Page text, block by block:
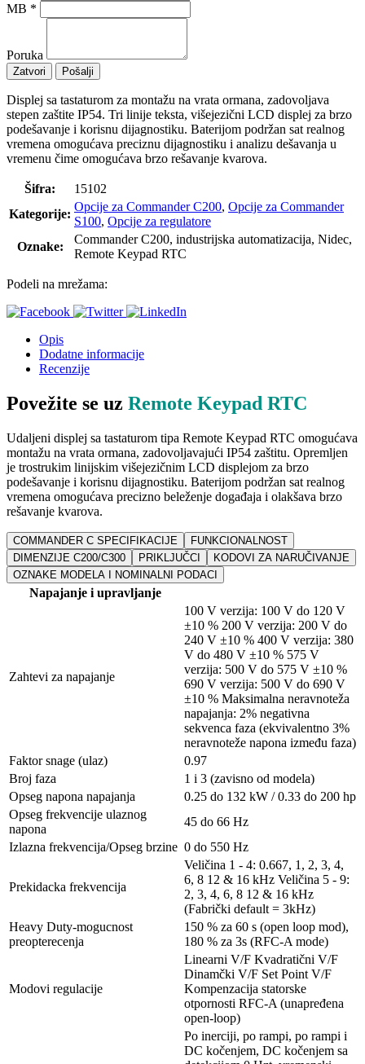
MB *
Poruka
Zatvori Pošalji
Displej sa tastaturom za montažu na vrata ormana, zadovoljava
stepen zaštite IP54. Tri linije teksta, višejezični LCD displej za brzo
podešavanje i korisnu dijagnostiku. Baterijom podržan sat realnog
vremena omogućava preciznu dijagnostiku i analizu dešavanja u
vremenu čime omogućava brzo rešavanje kvarova.
Šifra:
15102
Kategorije:
Opcije za Commander C200, Opcije za Commander
S100, Opcije za regulatore
Oznake:
Commander C200, industrijska automatizacija, Nidec,
Remote Keypad RTC
Podeli na mrežama:
Opis
Dodatne informacije
Recenzije
Povežite se uz Remote Keypad RTC
Udaljeni displej sa tastaturom tipa Remote Keypad RTC omogućava
montažu na vrata ormana, zadovoljavajući IP54 zaštitu. Opremljen
je trostrukim linijskim višejezičnim LCD displejom za brzo
podešavanje i korisnu dijagnostiku. Baterijom podržan sat realnog
vremena omogućava precizno beleženje događaja i olakšava brzo
rešavanje kvarova.
COMMANDER C SPECIFIKACIJE
FUNKCIONALNOST
DIMENZIJE C200/C300
PRIKLJUČCI
KODOVI ZA NARUČIVANJE
OZNAKE MODELA I NOMINALNI PODACI
Napajanje i upravljanje
Zahtevi za napajanje
100 V verzija: 100 V do 120 V
±10 % 200 V verzija: 200 V do
240 V ±10 % 400 V verzija: 380
V do 480 V ±10 % 575 V
verzija: 500 V do 575 V ±10 %
690 V verzija: 500 V do 690 V
±10 % Maksimalna neravnoteža
napajanja: 2% negativna
sekvenca faza (ekvivalentno 3%
neravnoteže napona između faza)
Faktor snage (ulaz)
0.97
Broj faza
1 i 3 (zavisno od modela)
Opseg napona napajanja
0.25 do 132 kW / 0.33 do 200 hp
Opseg frekvencije ulaznog
napona
45 do 66 Hz
Izlazna frekvencija/Opseg brzine 0 do 550 Hz
Prekidacka frekvencija
Veličina 1 - 4: 0.667, 1, 2, 3, 4,
6, 8 12 & 16 kHz Veličina 5 - 9:
2, 3, 4, 6, 8 12 & 16 kHz
(Fabrički default = 3kHz)
Heavy Duty-mogucnost
preopterecenja
150 % za 60 s (open loop mod),
180 % za 3s (RFC-A mode)
Modovi regulacije
Linearni V/F Kvadratični V/F
Dinamčki V/F Set Point V/F
Kompenzacija statorske
otpornosti RFC-A (unapređena
open-loop)
Po inerciji, po rampi, po rampi i
DC kočenjem, DC kočenjem sa